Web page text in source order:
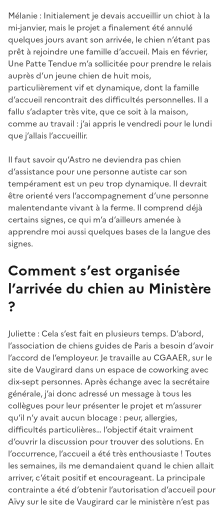
Mélanie : Initialement je devais accueillir un chiot à la
mi-janvier, mais le projet a finalement été annulé
quelques jours avant son arrivée, le chien n’étant pas
prêt à rejoindre une famille d’accueil. Mais en février,
Une Patte Tendue m’a sollicitée pour prendre le relais
auprès d’un jeune chien de huit mois,
particulièrement vif et dynamique, dont la famille
d’accueil rencontrait des difficultés personnelles. Il a
fallu s’adapter très vite, que ce soit à la maison,
comme au travail : j’ai appris le vendredi pour le lundi
que j’allais l’accueillir.
Il faut savoir qu’Astro ne deviendra pas chien
d’assistance pour une personne autiste car son
tempérament est un peu trop dynamique. Il devrait
être orienté vers l’accompagnement d’une personne
malentendante vivant à la ferme. Il comprend déjà
certains signes, ce qui m’a d’ailleurs amenée à
apprendre moi aussi quelques bases de la langue des
signes.
Comment s’est organisée
l’arrivée du chien au Ministère
?
Juliette : Cela s’est fait en plusieurs temps. D’abord,
l’association de chiens guides de Paris a besoin d’avoir
l’accord de l’employeur. Je travaille au CGAAER, sur le
site de Vaugirard dans un espace de coworking avec
dix-sept personnes. Après échange avec la secrétaire
générale, j’ai donc adressé un message à tous les
collègues pour leur présenter le projet et m’assurer
qu’il n’y avait aucun blocage : peur, allergies,
difficultés particulières… l’objectif était vraiment
d’ouvrir la discussion pour trouver des solutions. En
l’occurrence, l’accueil a été très enthousiaste ! Toutes
les semaines, ils me demandaient quand le chien allait
arriver, c’était positif et encourageant. La principale
contrainte a été d’obtenir l’autorisation d’accueil pour
Aïvy sur le site de Vaugirard car le ministère n’est pas